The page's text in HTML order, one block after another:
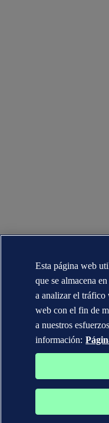
Esta página web
que se almacena
a analizar el
web con el fin de
a nuestros
información: